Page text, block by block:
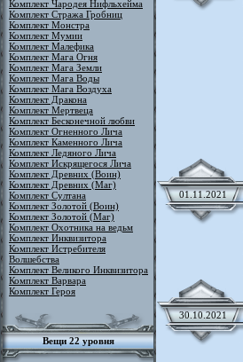
Комплект Чародея Нифльхейма
Комплект Стража Гробниц
Комплект Монстра
Комплект Мумии
Комплект Малефика
Комплект Мага Огня
Комплект Мага Земли
Комплект Мага Воды
Комплект Мага Воздуха
Комплект Дракона
Комплект Мертвеца
Комплект Бесконечной любви
Комплект Огненного Лича
Комплект Каменного Лича
Комплект Ледяного Лича
Комплект Искрящегося Лича
Комплект Древних (Воин)
Комплект Древних (Маг)
Комплект Султана
Комплект Золотой (Воин)
Комплект Золотой (Маг)
Комплект Охотника на ведьм
Комплект Инквизитора
Комплект Истребителя
Волшебства
Комплект Великого Инквизитора
Комплект Варвара
Комплект Героя
Вещи 22 уровня
01.11.2021
30.10.2021